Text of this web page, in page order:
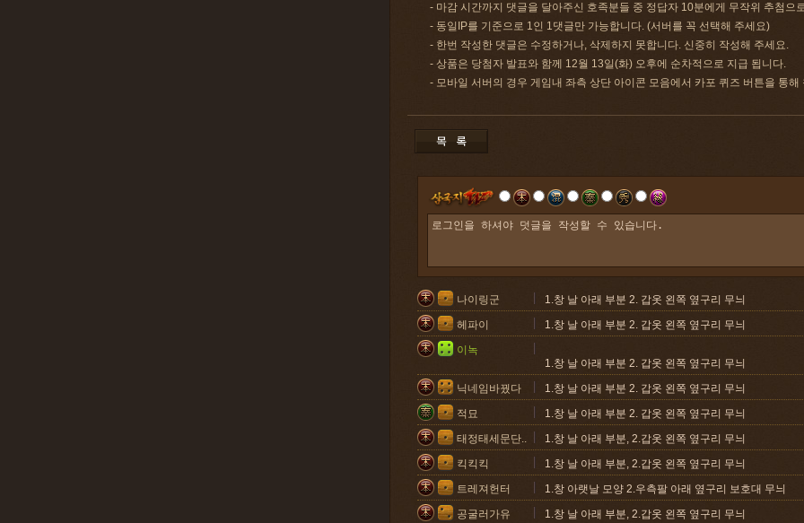
- 마감 시간까지 댓글을 달아주신 호족분들 중 정답자 10분에게 무작위 추첨으
- 동일IP를 기준으로 1인 1댓글만 가능합니다. (서버를 꼭 선택해 주세요)
- 한번 작성한 댓글은 수정하거나, 삭제하지 못합니다. 신중히 작성해 주세요.
- 상품은 당첨자 발표와 함께 12월 13일(화) 오후에 순차적으로 지급 됩니다.
- 모바일 서버의 경우 게임내 좌측 상단 아이콘 모음에서 카포 퀴즈 버튼을 통
나이링군
1.창 날 아래 부분 2. 갑옷 왼쪽 옆구리 무늬
헤파이
1.창 날 아래 부분 2. 갑옷 왼쪽 옆구리 무늬
이녹
1.창 날 아래 부분 2. 갑옷 왼쪽 옆구리 무늬
닉네임바꿨다
1.창 날 아래 부분 2. 갑옷 왼쪽 옆구리 무늬
적묘
1.창 날 아래 부분 2. 갑옷 왼쪽 옆구리 무늬
태정태세문단..
1.창 날 아래 부분, 2.갑옷 왼쪽 옆구리 무늬
킥킥킥
1.창 날 아래 부분, 2.갑옷 왼쪽 옆구리 무늬
트레져헌터
1.창 아랫날 모양 2.우측팔 아래 옆구리 보호대 무늬
공굴러가유
1.창 날 아래 부분, 2.갑옷 왼쪽 옆구리 무늬